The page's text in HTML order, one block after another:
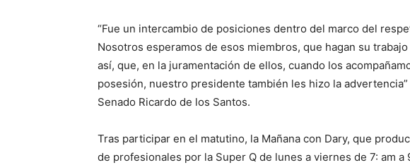
“Fue un intercambio de posiciones dentro del marco del
Nosotros esperamos de esos miembros, que hagan su
así, que, en la juramentación de ellos, cuando los
posesión, nuestro presidente también les hizo la
Senado Ricardo de los Santos.
Tras participar en el matutino, la Mañana con Dary, que
de profesionales por la Super Q de lunes a viernes de 7: am a